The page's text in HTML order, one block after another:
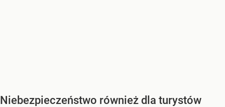
Niebezpieczeństwo również dla turystów